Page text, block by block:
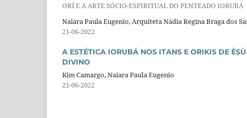
ORÍ E A ARTE SÓCIO-ESPIRITUAL DO PENTEADO IORUBÁ
Naiara Paula Eugenio, Arquiteta Nádia Regina Braga dos
21-06-2022
A ESTÉTICA IORUBÁ NOS ITANS E ORIKIS DE
DIVINO
Kim Camargo, Naiara Paula Eugenio
21-06-2022